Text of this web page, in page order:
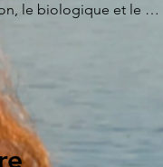
le biologique et le
plus douce à la plus
qui habitent en
des archetypes